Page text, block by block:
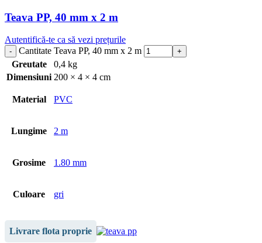
Teava PP, 40 mm x 2 m
Autentifică-te ca să vezi prețurile
Cantitate Teava PP, 40 mm x 2 m
Greutate
0,4 kg
Dimensiuni 200 × 4 × 4 cm
Material PVC
Lungime 2 m
Grosime 1.80 mm
Culoare gri
Livrare flota proprie